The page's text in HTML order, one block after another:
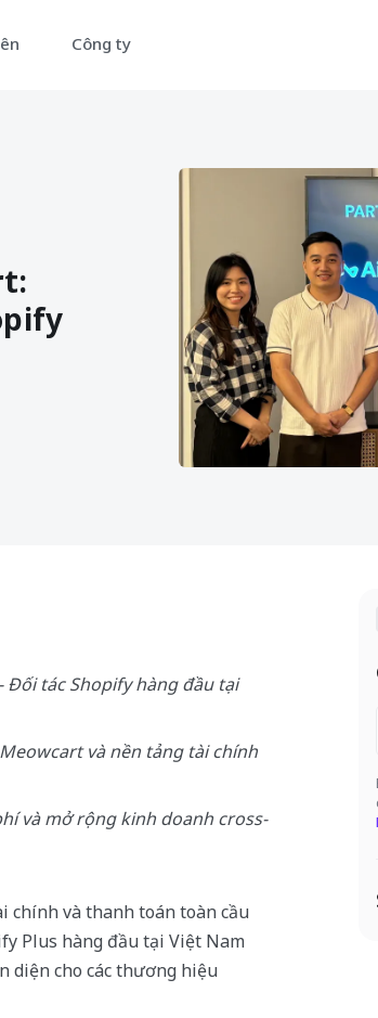
Công ty
tác Shopify hàng đầu tại
và nền tảng tài chính
và mở rộng kinh doanh cross-
chính và thanh toán toàn cầu
Plus hàng đầu tại Việt Nam
diện cho các thương hiệu